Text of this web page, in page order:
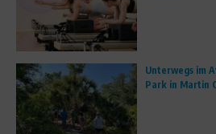
Unterwegs im
Park in Martin